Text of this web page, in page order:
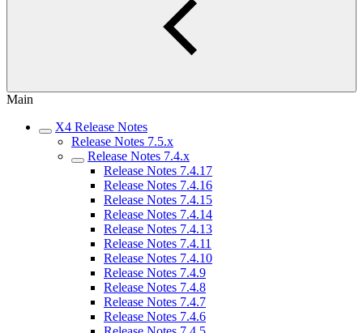
Main
X4 Release Notes
Release Notes 7.5.x
Release Notes 7.4.x
Release Notes 7.4.17
Release Notes 7.4.16
Release Notes 7.4.15
Release Notes 7.4.14
Release Notes 7.4.13
Release Notes 7.4.11
Release Notes 7.4.10
Release Notes 7.4.9
Release Notes 7.4.8
Release Notes 7.4.7
Release Notes 7.4.6